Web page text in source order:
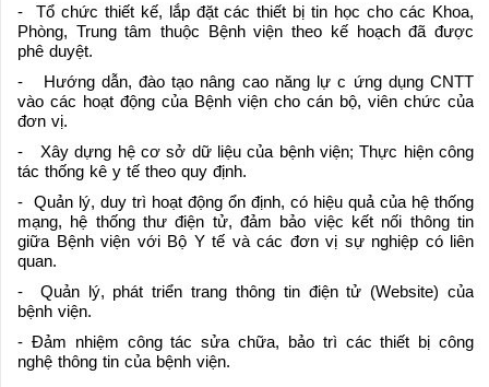
- Tổ chức thiết kế, lắp đặt các thiết bị tin học cho các Khoa,
Phòng, Trung tâm thuộc Bệnh viện theo kế hoạch đã được
phê duyệt.
- Hướng dẫn, đào tạo nâng cao năng lự c ứng dụng CNTT
vào các hoạt động của Bệnh viện cho cán bộ, viên chức của
đơn vị.
- Xây dựng hệ cơ sở dữ liệu của bệnh viện; Thực hiện công
tác thống kê y tế theo quy định.
- Quản lý, duy trì hoạt động ổn định, có hiệu quả của hệ thống
mạng, hệ thống thư điện tử, đảm bảo việc kết nối thông tin
giữa Bệnh viện với Bộ Y tế và các đơn vị sự nghiệp có liên
quan.
- Quản lý, phát triển trang thông tin điện tử (Website) của
bệnh viện.
- Đảm nhiệm công tác sửa chữa, bảo trì các thiết bị công
nghệ thông tin của bệnh viện.